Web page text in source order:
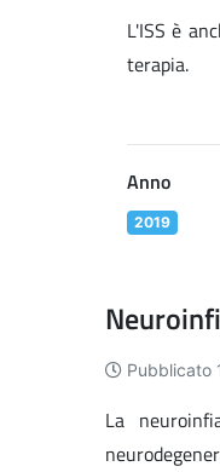
L'ISS è
terapia.
Anno
2019
Pubblicato
La